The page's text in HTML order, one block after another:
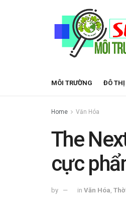
MÔI TRƯỜNG ĐÔ THỊ
Home Văn Hóa
The
cực
by in Văn Hóa